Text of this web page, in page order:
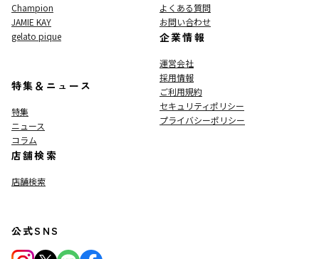
Champion
JAMIE KAY
gelato pique
特集＆ニュース
特集
ニュース
コラム
店舗検索
店舗検索
よくある質問
お問い合わせ
企業情報
運営会社
採用情報
ご利用規約
セキュリティポリシー
プライバシーポリシー
公式SNS